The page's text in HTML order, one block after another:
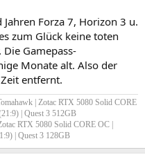
Forza 7, Horizon 3 u.
zum Glück keine toten
Die Gamepass-
Monate alt. Also der
entfernt.
| Zotac RTX 5080 Solid CORE
| Quest 3 512GB
RTX 5080 Solid CORE OC |
| Quest 3 128GB